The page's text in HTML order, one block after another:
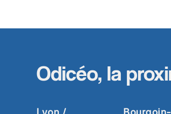
Odicéo, la